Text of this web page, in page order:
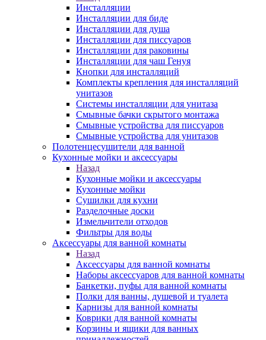
Инсталляции
Инсталляции для биде
Инсталляции для душа
Инсталляции для писсуаров
Инсталляции для раковины
Инсталляции для чаш Генуя
Кнопки для инсталляций
Комплекты крепления для инсталляций
унитазов
Системы инсталляции для унитаза
Смывные бачки скрытого монтажа
Смывные устройства для писсуаров
Смывные устройства для унитазов
Полотенцесушители для ванной
Кухонные мойки и аксессуары
Назад
Кухонные мойки и аксессуары
Кухонные мойки
Сушилки для кухни
Разделочные доски
Измельчители отходов
Фильтры для воды
Аксессуары для ванной комнаты
Назад
Аксессуары для ванной комнаты
Наборы аксессуаров для ванной комнаты
Банкетки, пуфы для ванной комнаты
Полки для ванны, душевой и туалета
Карнизы для ванной комнаты
Коврики для ванной комнаты
Корзины и ящики для ванных